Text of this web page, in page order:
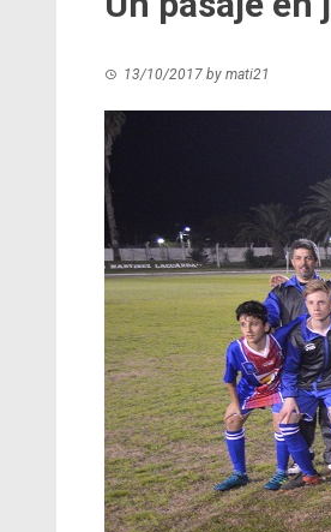
13/10/2017 by mati21